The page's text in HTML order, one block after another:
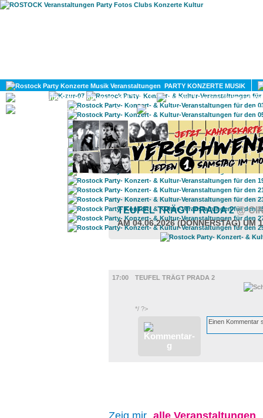
PARTY KONZERTE MUSIK
KULTUR
GAY
TEUFEL TRÄGT PRADA 2@
AM 04.06.2026 (DONNERSTAG) UM
17:00
TEUFEL TRÄGT PRADA 2
*/ ?>
Zeig mir alle Veranstaltungen